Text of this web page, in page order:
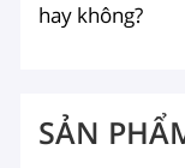
hay không?
SẢN